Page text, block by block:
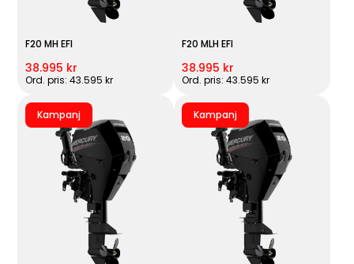
F20 MH EFI
38.995 kr
Ord. pris: 43.595 kr
F20 MLH EFI
38.995 kr
Ord. pris: 43.595 kr
Kampanj Kampanj